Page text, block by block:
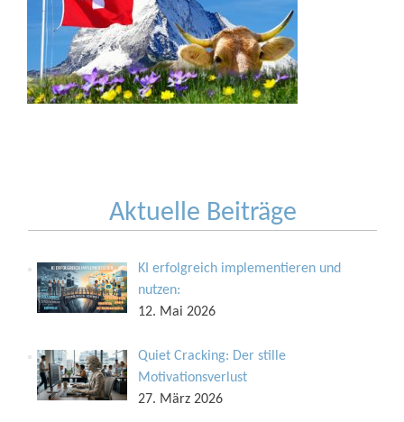
Aktuelle Beiträge
KI erfolgreich implementieren und
nutzen:
12. Mai 2026
Quiet Cracking: Der stille
Motivationsverlust
27. März 2026